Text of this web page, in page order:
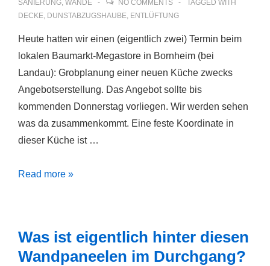
SANIERUNG, WÄNDE NO COMMENTS
TAGGED WITH
DECKE, DUNSTABZUGSHAUBE, ENTLÜFTUNG
Heute hatten wir einen (eigentlich zwei) Termin beim
lokalen Baumarkt-Megastore in Bornheim (bei
Landau): Grobplanung einer neuen Küche zwecks
Angebotserstellung. Das Angebot sollte bis
kommenden Donnerstag vorliegen. Wir werden sehen
was da zusammenkommt. Eine feste Koordinate in
dieser Küche ist …
Küchenplanung
1)
Read more »
Was ist eigentlich hinter diesen
Wandpaneelen im Durchgang?